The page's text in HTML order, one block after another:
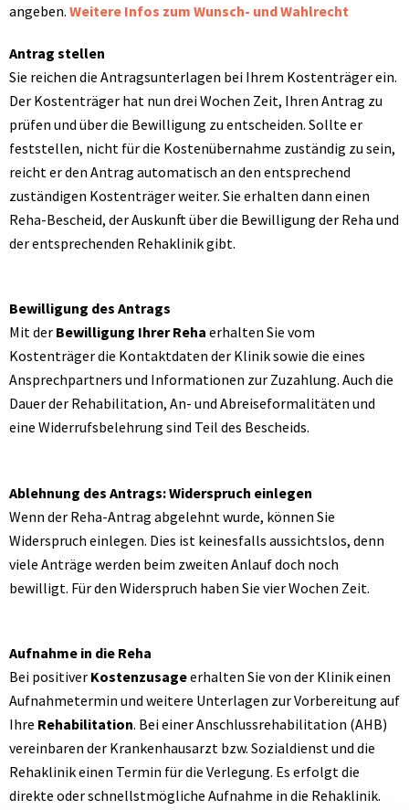
angeben. Weitere Infos zum Wunsch- und Wahlrecht
Antrag stellen
Sie reichen die Antragsunterlagen bei Ihrem Kostenträger ein.
Der Kostenträger hat nun drei Wochen Zeit, Ihren Antrag zu
prüfen und über die Bewilligung zu entscheiden. Sollte er
feststellen, nicht für die Kostenübernahme zuständig zu sein,
reicht er den Antrag automatisch an den entsprechend
zuständigen Kostenträger weiter. Sie erhalten dann einen
Reha-Bescheid, der Auskunft über die Bewilligung der Reha und
der entsprechenden Rehaklinik gibt.
Bewilligung des Antrags
Mit der Bewilligung Ihrer Reha erhalten Sie vom
Kostenträger die Kontaktdaten der Klinik sowie die eines
Ansprechpartners und Informationen zur Zuzahlung. Auch die
Dauer der Rehabilitation, An- und Abreiseformalitäten und
eine Widerrufsbelehrung sind Teil des Bescheids.
Ablehnung des Antrags: Widerspruch einlegen
Wenn der Reha-Antrag abgelehnt wurde, können Sie
Widerspruch einlegen. Dies ist keinesfalls aussichtslos, denn
viele Anträge werden beim zweiten Anlauf doch noch
bewilligt. Für den Widerspruch haben Sie vier Wochen Zeit.
Aufnahme in die Reha
Bei positiver Kostenzusageerhalten Sie von der Klinik einen
Aufnahmetermin und weitere Unterlagen zur Vorbereitung auf
Ihre Rehabilitation. Bei einer Anschlussrehabilitation (AHB)
vereinbaren der Krankenhausarzt bzw. Sozialdienst und die
Rehaklinik einen Termin für die Verlegung. Es erfolgt die
direkte oder schnellstmögliche Aufnahme in die Rehaklinik.